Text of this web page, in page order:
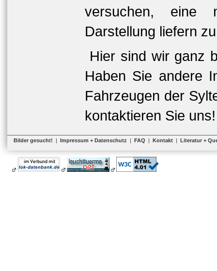
versuchen, eine
Darstellung liefern
Hier sind wir ganz
Haben Sie andere
Fahrzeugen der
kontaktieren Sie uns!
Bilder gesucht! | Impressum + Datenschutz | FAQ | Kontakt | Literatur +